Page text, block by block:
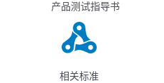
产品测试指导书
相关标准